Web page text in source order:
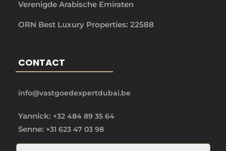
Verenigde Arabische Emiraten
ORN Best Luxury Properties: 22588
CONTACT
info@vastgoedexpertdubai.be
Yannick: +32 484 89 35 64
Senne: +31 623 47 03 98